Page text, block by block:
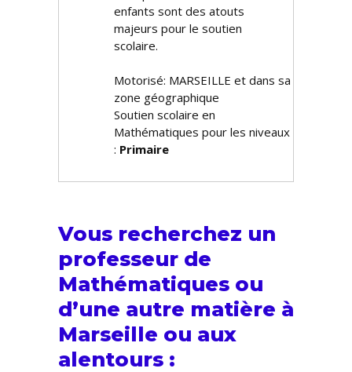
enfants sont des atouts
majeurs pour le soutien
scolaire.
Motorisé: MARSEILLE et dans sa
zone géographique
Soutien scolaire en
Mathématiques pour les niveaux
: Primaire
Vous recherchez un
professeur de
Mathématiques ou
d’une autre matière à
Marseille ou aux
alentours :